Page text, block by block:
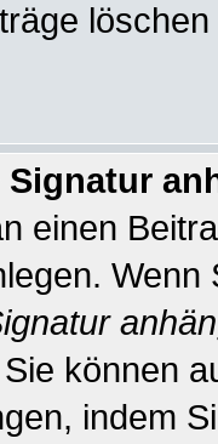
einen
können
indem